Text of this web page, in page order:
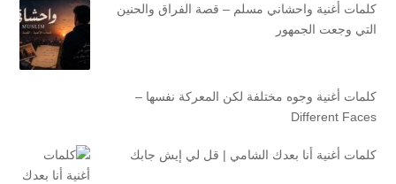
كلمات أغنية واحشاني مسلم – قصة الفراق والحنين
التي وجعت الجمهور
كلمات أغنية وجوه مختلفة لكن المعركة نفسها –
Different Faces
كلمات أغنية أنا بعدك الشامي | قل لي إيش جابك